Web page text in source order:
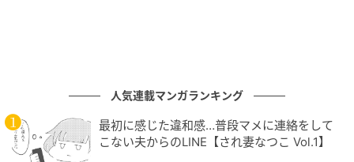
甘さをほとんど持たないため、緑茶や日本茶と合わせ
るのはもちろん、コーヒーのそばに置いても違和感の
ない味わいです。
人気連載マンガランキング
最初に感じた違和感…普段マメに連絡をして
こない夫からのLINE【され妻なつこ Vol.1】